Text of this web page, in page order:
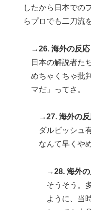
したから日本での
らプロでも二刀流
→26. 海外の反応
日本の解説者た
めちゃくちゃ批
マだ」ってさ。
→27. 海外の
ダルビッシュ
なんて早くや
→28. 海外
そうそう。
ように、当